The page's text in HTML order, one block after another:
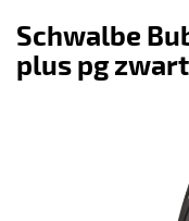
Schwalbe
plus pg zwart